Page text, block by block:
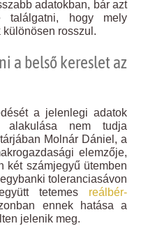
adatokban, bár azt
találgatni, hogy mely
rosszul.
a belső kereslet az
a jelenlegi adatok
nem tudja
Molnár Dániel, a
elemzője,
két számjegyű ütemben
toleranciasávon
tetemes reálbér-
ennek hatása a
jelenik meg.